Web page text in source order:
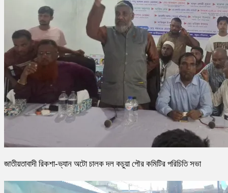
জাতীয়তাবাদী রিকশা-ভ্যান অটো চালক দল কচুয়া পৌর কমিটির পরিচিতি সভা